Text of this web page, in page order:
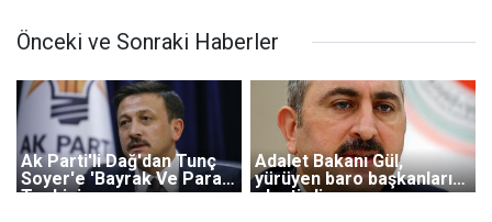
Önceki ve Sonraki Haberler
Ak Parti'li Dağ'dan Tunç
Soyer'e 'Bayrak Ve Para'
Tepkisi
Adalet Bakanı Gül,
yürüyen baro başkanlarını
eleştirdi